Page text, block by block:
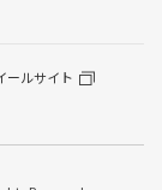
ールサイト
交換/その他